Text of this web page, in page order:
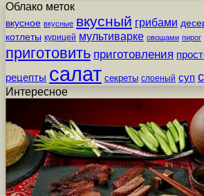
Облако меток
вкусное вкусные вкусный грибами
котлеты курицей мультиварке овощами пирог
приготовить приготовления
рецепты салат секреты слоеный суп
Интересное